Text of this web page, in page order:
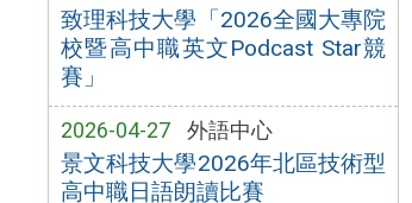
致理科技大學「2026全國大專院
校暨高中職英文Podcast Star競
賽」
2026-04-27 外語中心
景文科技大學2026年北區技術型
高中職日語朗讀比賽